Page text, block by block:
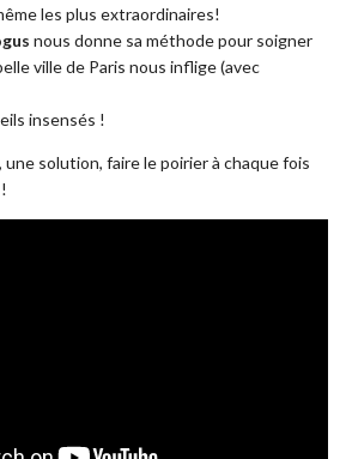
les plus extraordinaires!
nous donne sa méthode pour soigner
ville de Paris nous inflige (avec
insensés !
solution, faire le poirier à chaque fois